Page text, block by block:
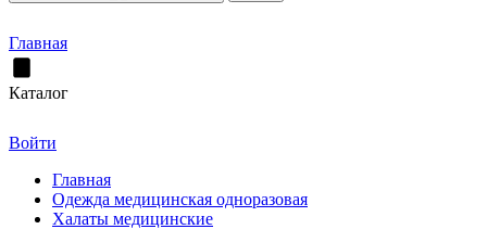
Главная
Каталог
Войти
Главная
Одежда медицинская одноразовая
Халаты медицинские